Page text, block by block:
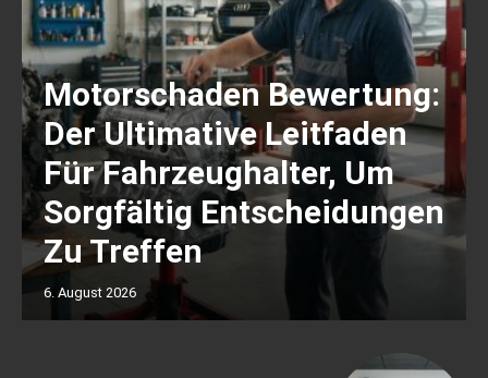
Motorschaden Bewertung:
Der Ultimative Leitfaden
Für Fahrzeughalter, Um
Sorgfältig Entscheidungen
Zu Treffen
6. August 2026